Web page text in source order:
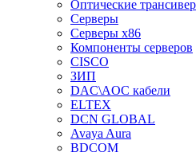
Оптические
Серверы
Серверы x86
Компоненты серверов
CISCO
ЗИП
DAC\AOC кабели
ELTEX
DCN GLOBAL
Avaya Aura
BDCOM